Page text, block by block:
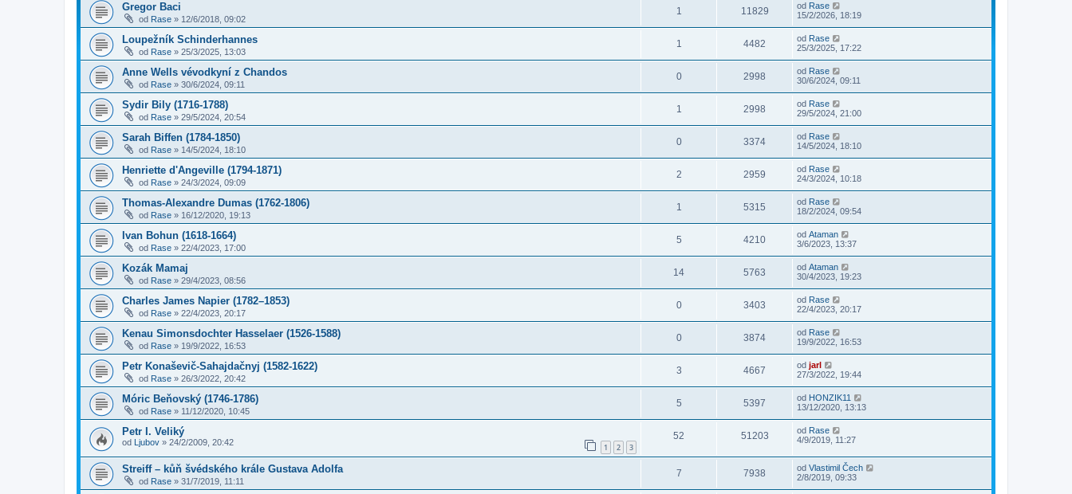
Gregor Baci
od Rase » 12/6/2018, 09:02
1 11829 od Rase
15/2/2026, 18:19
Loupežník Schinderhannes
od Rase » 25/3/2025, 13:03
1 4482 od Rase
25/3/2025, 17:22
Anne Wells vévodkyní z Chandos
od Rase » 30/6/2024, 09:11
0 2998 od Rase
30/6/2024, 09:11
Sydir Bily (1716-1788)
od Rase » 29/5/2024, 20:54
1 2998 od Rase
29/5/2024, 21:00
Sarah Biffen (1784-1850)
od Rase » 14/5/2024, 18:10
0 3374 od Rase
14/5/2024, 18:10
Henriette d'Angeville (1794-1871)
od Rase » 24/3/2024, 09:09
2 2959 od Rase
24/3/2024, 10:18
Thomas-Alexandre Dumas (1762-1806)
od Rase » 16/12/2020, 19:13
1 5315 od Rase
18/2/2024, 09:54
Ivan Bohun (1618-1664)
od Rase » 22/4/2023, 17:00
5 4210 od Ataman
3/6/2023, 13:37
Kozák Mamaj
od Rase » 29/4/2023, 08:56
14 5763 od Ataman
30/4/2023, 19:23
Charles James Napier (1782–1853)
od Rase » 22/4/2023, 20:17
0 3403 od Rase
22/4/2023, 20:17
Kenau Simonsdochter Hasselaer (1526-1588)
od Rase » 19/9/2022, 16:53
0 3874 od Rase
19/9/2022, 16:53
Petr Konaševič-Sahajdačnyj (1582-1622)
od Rase » 26/3/2022, 20:42
3 4667 od jarl
27/3/2022, 19:44
Móric Beňovský (1746-1786)
od Rase » 11/12/2020, 10:45
5 5397 od HONZIK11
13/12/2020, 13:13
Petr I. Veliký
od Ljubov » 24/2/2009, 20:42 1 2 3
52 51203 od Rase
4/9/2019, 11:27
Streiff – kůň švédského krále Gustava Adolfa
od Rase » 31/7/2019, 11:11
7 7938 od Vlastimil Čech
2/8/2019, 09:33